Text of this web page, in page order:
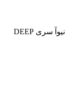
اسپری نیوا ضد تعریق مردانه نیوآ سری DEEP